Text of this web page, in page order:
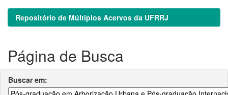
Repositório de Múltiplos Acervos da UFRRJ
Página de Busca
Buscar em: